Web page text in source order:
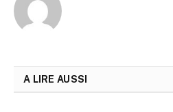
A LIRE AUSSI